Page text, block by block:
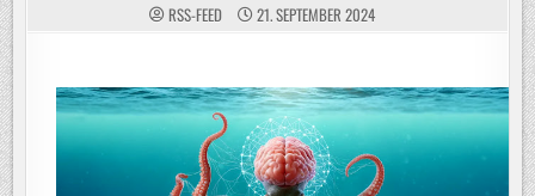
RSS-FEED 21. SEPTEMBER 2024